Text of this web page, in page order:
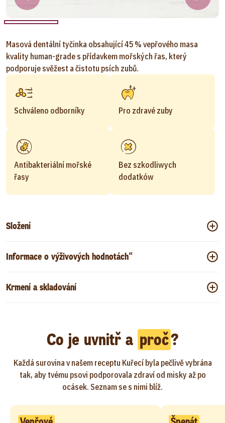
Masová dentální tyčinka obsahující 45 % vepřového masa
kvality human-grade s přídavkem mořských řas, který
podporuje svěžest a čistotu psích zubů.
Schváleno odborníky Pro zdravé zuby
Antibakteriální mořské
řasy
Bez szkodliwych
dodatków
Složení
Informace o výživových hodnotách“
Krmení a skladování
Co je uvnitř a proč?
Každá surovina v našem receptu Kuřecí byla pečlivě vybrána
tak, aby tvému psovi podporovala zdraví od misky až po
ocásek. Seznam se s nimi blíž.